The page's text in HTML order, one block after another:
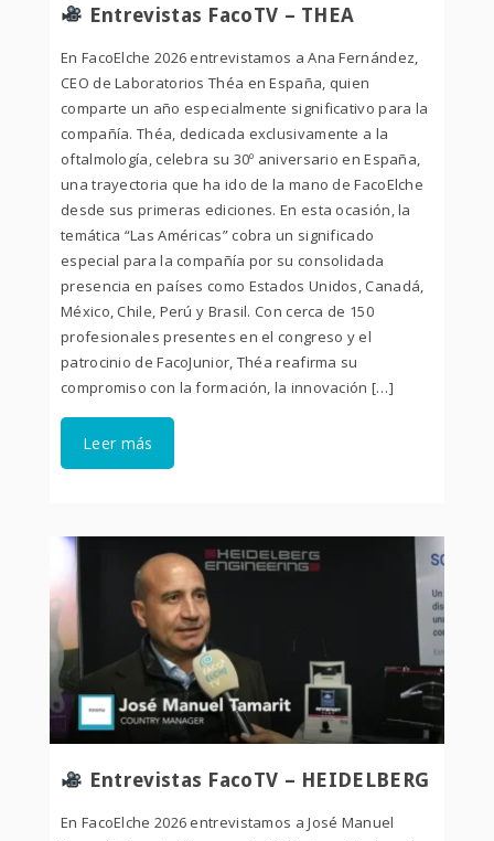
Entrevistas FacoTV – THEA
En FacoElche 2026 entrevistamos a Ana Fernández,
CEO de Laboratorios Théa en España, quien
comparte un año especialmente significativo para la
compañía. Théa, dedicada exclusivamente a la
oftalmología, celebra su 30º aniversario en España,
una trayectoria que ha ido de la mano de FacoElche
desde sus primeras ediciones. En esta ocasión, la
temática “Las Américas” cobra un significado
especial para la compañía por su consolidada
presencia en países como Estados Unidos, Canadá,
México, Chile, Perú y Brasil. Con cerca de 150
profesionales presentes en el congreso y el
patrocinio de FacoJunior, Théa reafirma su
compromiso con la formación, la innovación […]
Leer más
Entrevistas FacoTV – HEIDELBERG
En FacoElche 2026 entrevistamos a José Manuel